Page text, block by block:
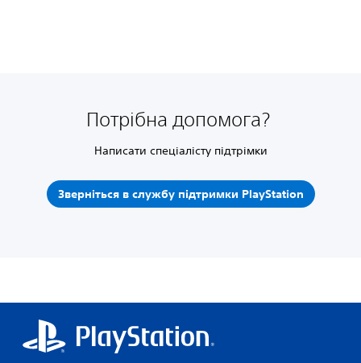
Потрібна допомога?
Написати спеціалісту підтрімки
Зверніться в службу підтримки PlayStation